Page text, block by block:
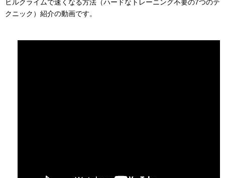
ヒルクライムで速くなる方法（ハードなトレーニング不要の7つのテ
クニック）紹介の動画です。